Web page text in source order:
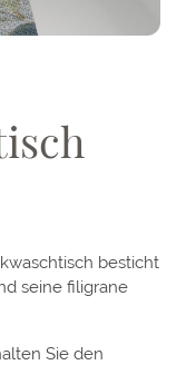
besticht
seine filigrane
Sie den